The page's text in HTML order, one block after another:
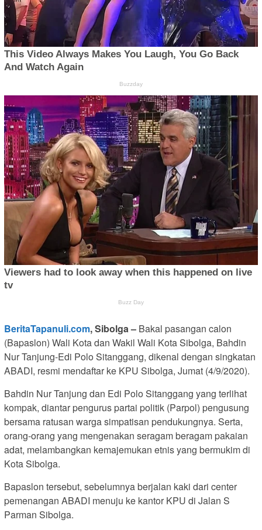
BeritaTapanuli.com, Sibolga – Bakal pasangan calon
(Bapaslon) Wali Kota dan Wakil Wali Kota Sibolga, Bahdin
Nur Tanjung-Edi Polo Sitanggang, dikenal dengan singkatan
ABADI, resmi mendaftar ke KPU Sibolga, Jumat (4/9/2020).
Bahdin Nur Tanjung dan Edi Polo Sitanggang yang terlihat
kompak, diantar pengurus partai politik (Parpol) pengusung
bersama ratusan warga simpatisan pendukungnya. Serta,
orang-orang yang mengenakan seragam beragam pakaian
adat, melambangkan kemajemukan etnis yang bermukim di
Kota Sibolga.
Bapaslon tersebut, sebelumnya berjalan kaki dari center
pemenangan ABADI menuju ke kantor KPU di Jalan S
Parman Sibolga.